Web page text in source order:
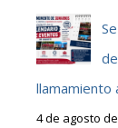
llamamiento
4 de agosto